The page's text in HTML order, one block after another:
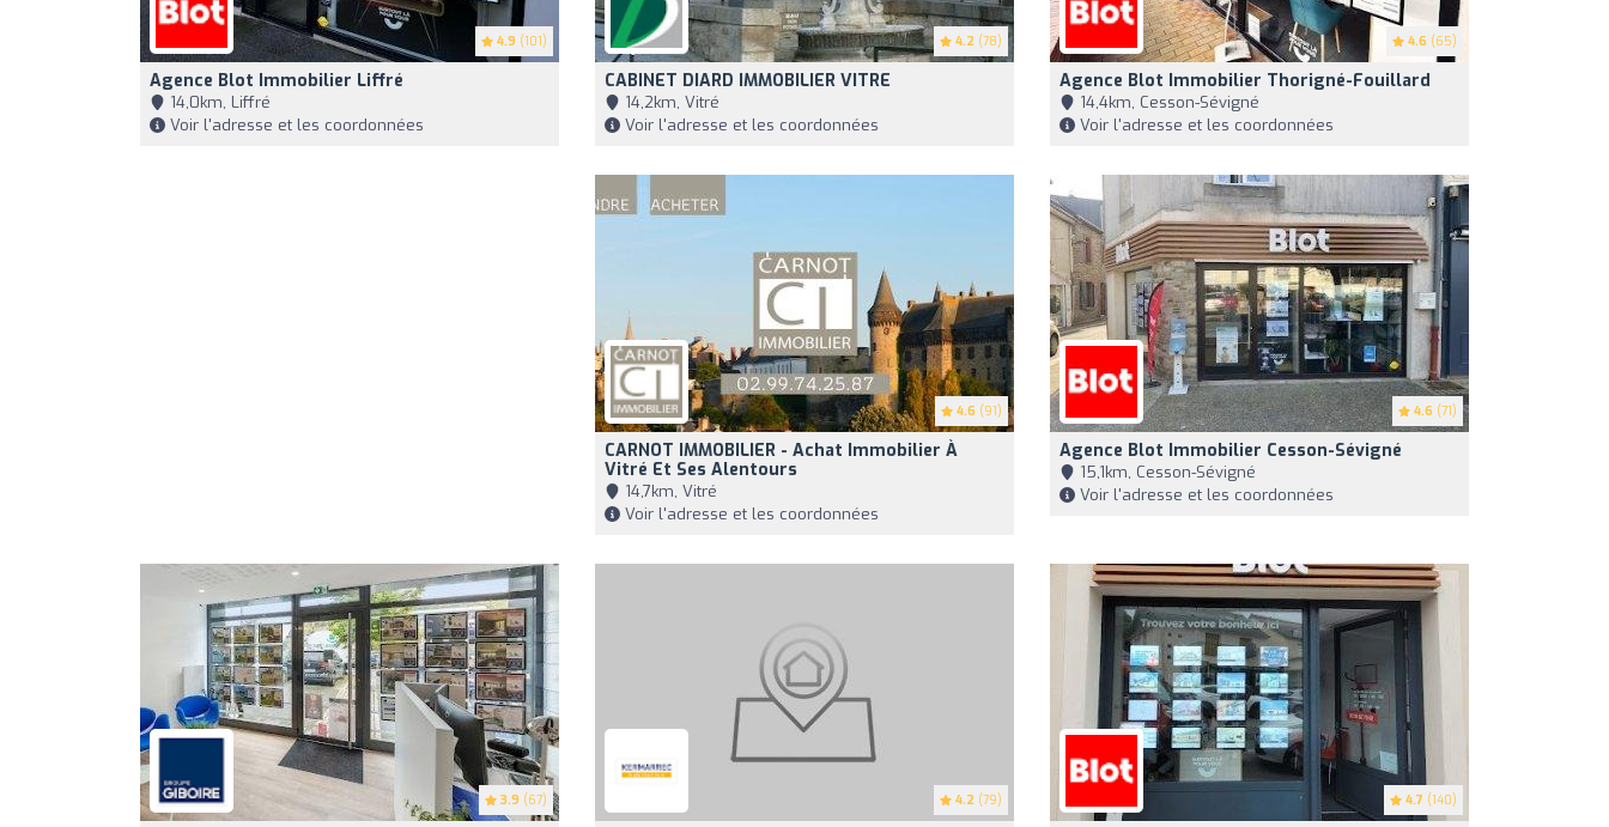
4.9 (101)
Agence Blot Immobilier Liffré
14,0km, Liffré
Voir l'adresse et les coordonnées
4.2 (78)
CABINET DIARD IMMOBILIER VITRE
14,2km, Vitré
Voir l'adresse et les coordonnées
4.6 (65)
Agence Blot Immobilier Thorigné-Fouillard
14,4km, Cesson-Sévigné
Voir l'adresse et les coordonnées
4.6 (91)
CARNOT IMMOBILIER - Achat Immobilier À
Vitré Et Ses Alentours
14,7km, Vitré
Voir l'adresse et les coordonnées
4.6 (71)
Agence Blot Immobilier Cesson-Sévigné
15,1km, Cesson-Sévigné
Voir l'adresse et les coordonnées
3.9 (67) 4.2 (79) 4.7 (140)